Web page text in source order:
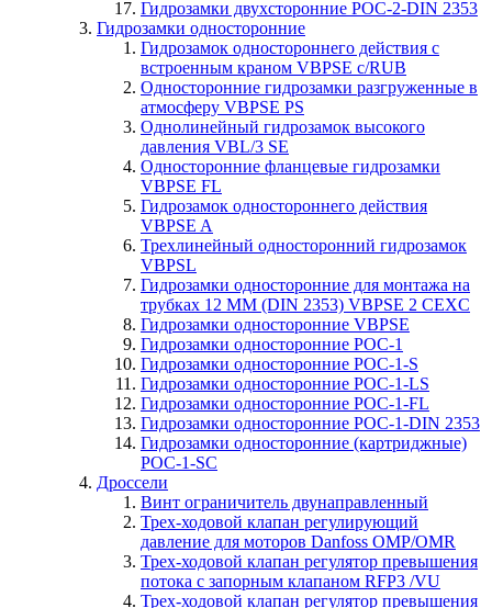
Гидрозамки двухсторонние POC-2-DIN 2353
Гидрозамки односторонние
Гидрозамок одностороннего действия с
встроенным краном VBPSE c/RUB
Односторонние гидрозамки разгруженные в
атмосферу VBPSE PS
Однолинейный гидрозамок высокого
давления VBL/3 SE
Односторонние фланцевые гидрозамки
VBPSE FL
Гидрозамок одностороннего действия
VBPSE A
Трехлинейный односторонний гидрозамок
VBPSL
Гидрозамки односторонние для монтажа на
трубках 12 ММ (DIN 2353) VBPSE 2 CEXC
Гидрозамки односторонние VBPSE
Гидрозамки односторонние POC-1
Гидрозамки односторонние POC-1-S
Гидрозамки односторонние POC-1-LS
Гидрозамки односторонние POC-1-FL
Гидрозамки односторонние POC-1-DIN 2353
Гидрозамки односторонние (картриджные)
POC-1-SC
Дроссели
Винт ограничитель двунаправленный
Трех-ходовой клапан регулирующий
давление для моторов Danfoss OMP/OMR
Трех-ходовой клапан регулятор превышения
потока с запорным клапаном RFP3 /VU
Трех-ходовой клапан регулятор превышения